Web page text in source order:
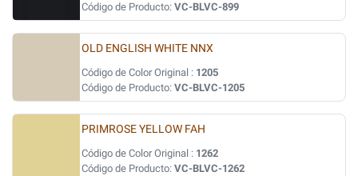
Código de Producto: VC-BLVC-899
OLD ENGLISH WHITE NNX
Código de Color Original : 1205
Código de Producto: VC-BLVC-1205
PRIMROSE YELLOW FAH
Código de Color Original : 1262
Código de Producto: VC-BLVC-1262